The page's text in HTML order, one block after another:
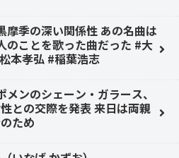
摩季の深い関係性 あの名曲は
のことを歌った曲だった #大
本孝弘 #稲葉浩志
メンのシェーン・ガラース、
との交際を発表 来日は両親
ため